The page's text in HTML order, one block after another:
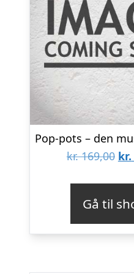
kr.169,00
kr.
kr.
Gå til